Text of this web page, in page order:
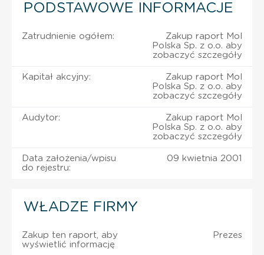
PODSTAWOWE INFORMACJE
Zatrudnienie ogółem:
Zakup raport Mol
Polska Sp. z o.o. aby
zobaczyć szczegóły
Kapitał akcyjny:
Zakup raport Mol
Polska Sp. z o.o. aby
zobaczyć szczegóły
Audytor:
Zakup raport Mol
Polska Sp. z o.o. aby
zobaczyć szczegóły
Data założenia/wpisu
do rejestru:
09 kwietnia 2001
WŁADZE FIRMY
Zakup ten raport, aby
wyświetlić informację
Prezes